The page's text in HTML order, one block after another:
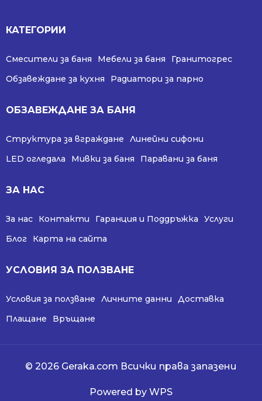
КАТЕГОРИИ
Смесители за баня Мебели за баня
Гранитогрес
Обзавеждане за кухня
Радиатори за парно
ОБЗАВЕЖДАНЕ ЗА БАНЯ
Структура за вграждане
Линейни сифони
LED огледала
Мивки за баня Паравани за баня
ЗА НАС
За нас Контакти Гаранция и Поддръжка
Услуги
Блог
Карта на сайта
УСЛОВИЯ ЗА ПОЛЗВАНЕ
Условия за ползване Личните данни
Доставка
Плащане
Връщане
© 2026 Geraka.com Всички права запазени
Powered by WPS